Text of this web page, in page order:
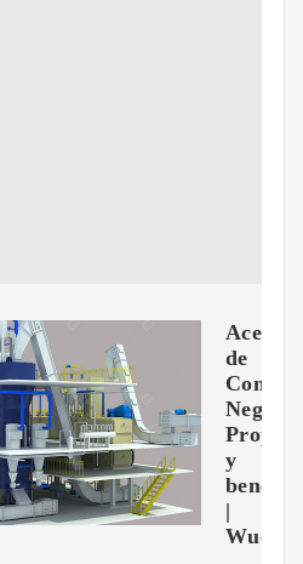
Aceite
de
Comino
Negro:
y
|
Wuolo